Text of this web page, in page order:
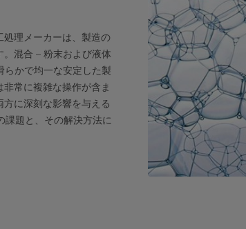
理メーカーは、製造の
混合 – 粉末および液体
らかで均一な安定した製
常に複雑な操作が含ま
に深刻な影響を与える
課題と、その解決方法に